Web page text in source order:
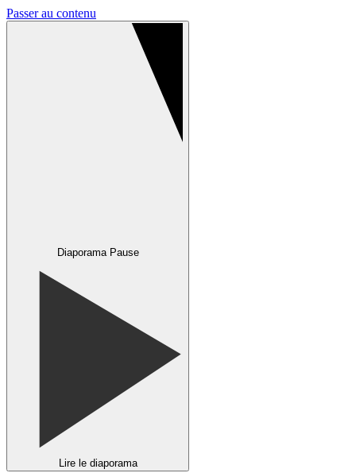
Passer au contenu
Diaporama Pause
Lire le diaporama